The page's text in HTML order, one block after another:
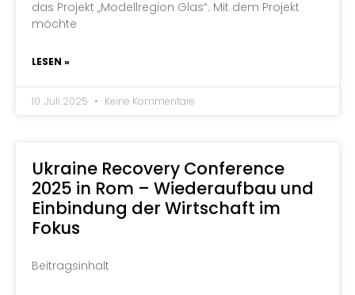
das Projekt „Modellregion Glas“. Mit dem Projekt
möchte
LESEN »
10. Juli 2025 Keine Kommentare
Ukraine Recovery Conference
2025 in Rom – Wiederaufbau und
Einbindung der Wirtschaft im
Fokus
Beitragsinhalt